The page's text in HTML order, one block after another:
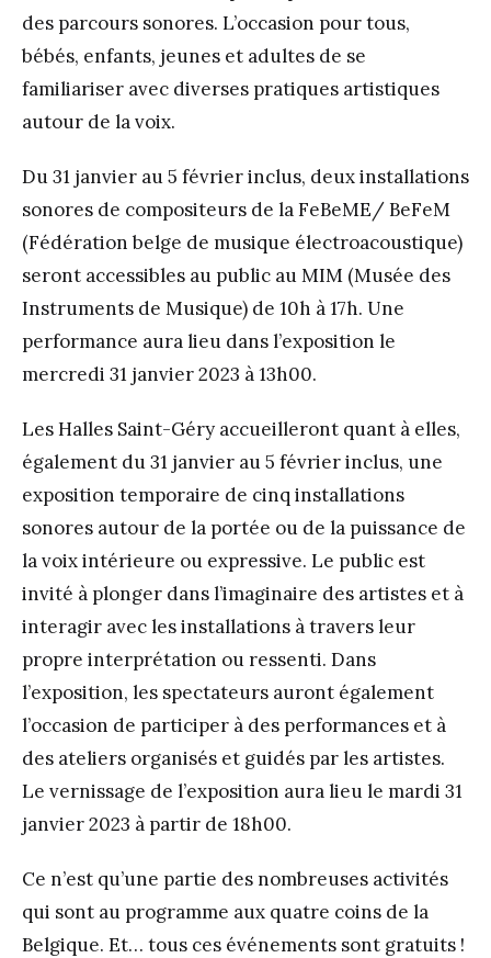
des parcours sonores. L’occasion pour tous,
bébés, enfants, jeunes et adultes de se
familiariser avec diverses pratiques artistiques
autour de la voix.
Du 31 janvier au 5 février inclus, deux installations
sonores de compositeurs de la FeBeME/ BeFeM
(Fédération belge de musique électroacoustique)
seront accessibles au public au MIM (Musée des
Instruments de Musique) de 10h à 17h. Une
performance aura lieu dans l’exposition le
mercredi 31 janvier 2023 à 13h00.
Les Halles Saint-Géry accueilleront quant à elles,
également du 31 janvier au 5 février inclus, une
exposition temporaire de cinq installations
sonores autour de la portée ou de la puissance de
la voix intérieure ou expressive. Le public est
invité à plonger dans l’imaginaire des artistes et à
interagir avec les installations à travers leur
propre interprétation ou ressenti. Dans
l’exposition, les spectateurs auront également
l’occasion de participer à des performances et à
des ateliers organisés et guidés par les artistes.
Le vernissage de l’exposition aura lieu le mardi 31
janvier 2023 à partir de 18h00.
Ce n’est qu’une partie des nombreuses activités
qui sont au programme aux quatre coins de la
Belgique. Et… tous ces événements sont gratuits !